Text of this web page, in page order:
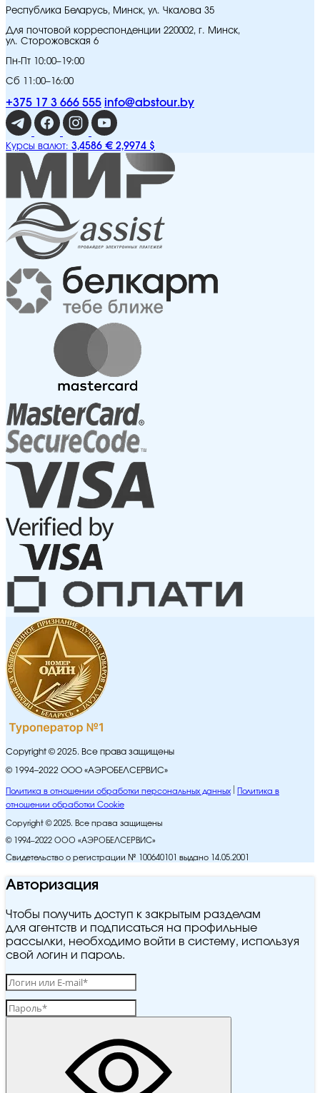
Республика Беларусь, Минск, ул. Чкалова 35
Для почтовой корреспонденции 220002, г. Минск,
ул. Сторожовская 6
Пн-Пт 10:00–19:00
Сб 11:00–16:00
+375 17 3 666 555 info@abstour.by
Курсы валют: 3,4586 € 2,9974 $
Copyright © 2025. Все права защищены
© 1994–2022 ООО «АЭРОБЕЛСЕРВИС»
Политика в отношении обработки персональных данных
Политика в
отношении обработки Cookie
Copyright © 2025. Все права защищены
© 1994–2022 ООО «АЭРОБЕЛСЕРВИС»
Свидетельство о регистрации № 100640101 выдано 14.05.2001
Авторизация
Чтобы получить доступ к закрытым разделам
для агентств и подписаться на профильные
рассылки, необходимо войти в систему, используя
свой логин и пароль.